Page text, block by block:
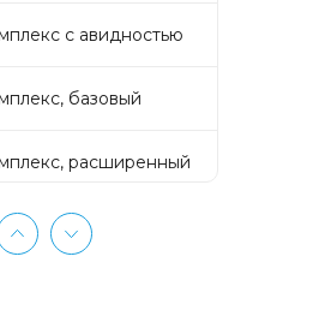
с авидностью
базовый
расширенный
скрининг